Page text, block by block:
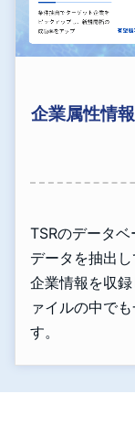
企業属性情
TSRのデータ
データを抽出
企業情報を収
ァイルの中で
す。